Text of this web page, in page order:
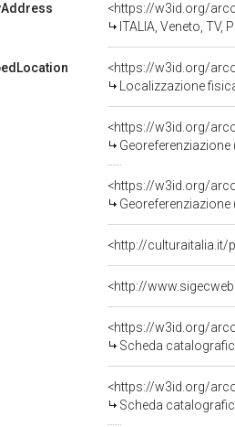
<https://w3id.org/
ITALIA, Veneto,
<https://w3id.org/
Localizzazione
<https://w3id.org/
<https://w3id.org/
Georeferenziazione
<http://culturaitalia.it/
<https://w3id.org/
Scheda
<https://w3id.org/
Scheda